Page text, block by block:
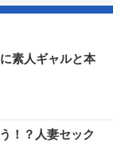
素人ギャルと本
！？人妻セック